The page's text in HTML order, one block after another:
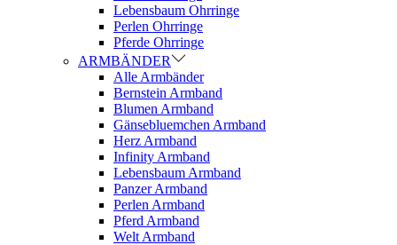
Lebensbaum Ohrringe
Perlen Ohrringe
Pferde Ohrringe
ARMBÄNDER
Alle Armbänder
Bernstein Armband
Blumen Armband
Gänsebluemchen Armband
Herz Armband
Infinity Armband
Lebensbaum Armband
Panzer Armband
Perlen Armband
Pferd Armband
Welt Armband